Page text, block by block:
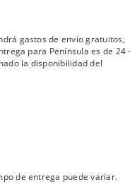
gastos de envío gratuitos,
para Península es de 24 -
la disponibilidad del
de entrega puede variar.